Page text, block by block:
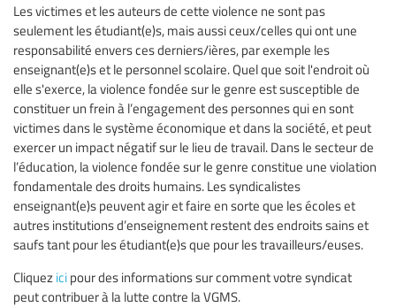
Les victimes et les auteurs de cette violence ne sont pas
seulement les étudiant(e)s, mais aussi ceux/celles qui ont une
responsabilité envers ces derniers/ières, par exemple les
enseignant(e)s et le personnel scolaire. Quel que soit l'endroit où
elle s'exerce, la violence fondée sur le genre est susceptible de
constituer un frein à l’engagement des personnes qui en sont
victimes dans le système économique et dans la société, et peut
exercer un impact négatif sur le lieu de travail. Dans le secteur de
l’éducation, la violence fondée sur le genre constitue une violation
fondamentale des droits humains. Les syndicalistes
enseignant(e)s peuvent agir et faire en sorte que les écoles et
autres institutions d’enseignement restent des endroits sains et
saufs tant pour les étudiant(e)s que pour les travailleurs/euses.
Cliquez ici pour des informations sur comment votre syndicat
peut contribuer à la lutte contre la VGMS.